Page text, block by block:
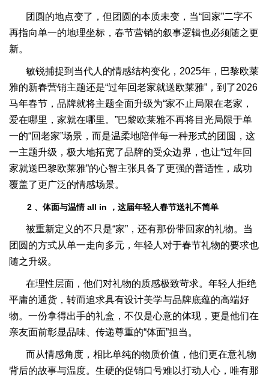
团圆的地点变了，但团圆的本质未变，当“回家”二字不
再指向单一的地理坐标，春节营销的叙事逻辑也必须随之更
新。
敏锐捕捉到当代人的情感结构变化，2025年，巴黎欧莱
雅的新春营销主题还是“过年回老家就送欧莱雅”，到了2026
马年春节，品牌就将主题全面升级为“家不止局限在老家，
爱在哪里，家就在哪里。”巴黎欧莱雅不再将目光局限于单
一的“回老家”场景，而是温柔地陪伴每一种形式的团圆，这
一主题升级，极大地拓宽了品牌的受众边界，也让“过年回
家就送巴黎欧莱雅”的心智主张具备了更强的普适性，成功
覆盖了更广泛的情感场景。
2 、体面与温情 all in ，这届年轻人春节送礼不简单
被重新定义的不只是“家”，还有那份带回家的礼物。当
团圆的方式从单一走向多元，年轻人对于春节礼物的要求也
随之升级。
在理性层面，他们对礼物的质感极致苛求。年轻人拒绝
平庸的通货，转而追求具有设计美学与品牌底蕴的高端好
物。一份拿得出手的礼盒，不仅是心意的体现，更是他们在
亲友面前彰显品味、传递尊重的“体面”担当。
而从情感角度，相比单纯的物质价值，他们更在意礼物
背后的故事与温度。生硬的促销口号难以打动人心，唯有那